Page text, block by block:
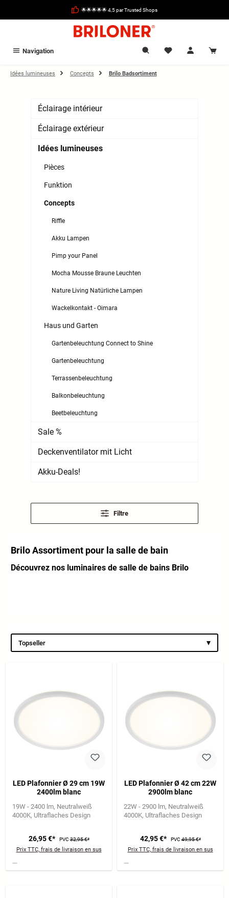
🌟🌟🌟🌟🌟 4,5 par Trusted Shops
Navigation
Idées lumineuses Concepts Brilo Badsortiment
Éclairage intérieur
Éclairage extérieur
Idées lumineuses
Pièces
Funktion
Concepts
Riffle
Akku Lampen
Pimp your Panel
Mocha Mousse Braune Leuchten
Nature Living Natürliche Lampen
Wackelkontakt - Oimara
Haus und Garten
Gartenbeleuchtung Connect to Shine
Gartenbeleuchtung
Terrassenbeleuchtung
Balkonbeleuchtung
Beetbeleuchtung
Sale %
Deckenventilator mit Licht
Akku-Deals!
Filtre
Brilo Assortiment pour la salle de bain
Découvrez nos luminaires de salle de bains Brilo
Topseller ▾
LED Plafonnier Ø 29 cm 19W
2400lm blanc
19W - 2400 lm Neutralweiß
4000K Ultraflaches Design
26,95 €* PVC32,95 €*
Prix TTC, frais de livraison en sus
LED Plafonnier Ø 42 cm 22W
2900lm blanc
22W - 2900 lm Neutralweiß
4000K Ultraflaches Design
42,95 €* PVC49,95 €*
Prix TTC, frais de livraison en sus